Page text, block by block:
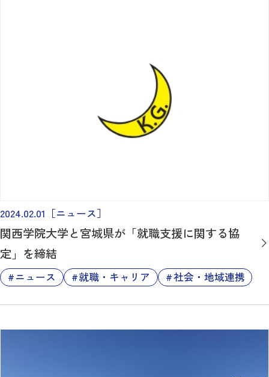
2024.02.01 ［ニュース］
関西学院大学と宮城県が「就職支援に関する協
定」を締結
ニュース 就職・キャリア 社会・地域連携